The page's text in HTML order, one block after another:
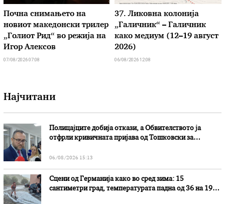
Почна снимањето на
новиот македонски трилер
„Голиот Рид“ во режија на
Игор Алексов
07/08/2026 07:08
37. Ликовна колонија
„Галичник“ – Галичник
како медиум (12–19 август
2026)
06/08/2026 12:08
Најчитани
Полицајците добија откази, а Обвителството ја
отфрли кривичната пријава од Тошковски за
06/08/2026 15:13
Сцени од Германија како во сред зима: 15
сантиметри град, температурата падна од 36 на 19